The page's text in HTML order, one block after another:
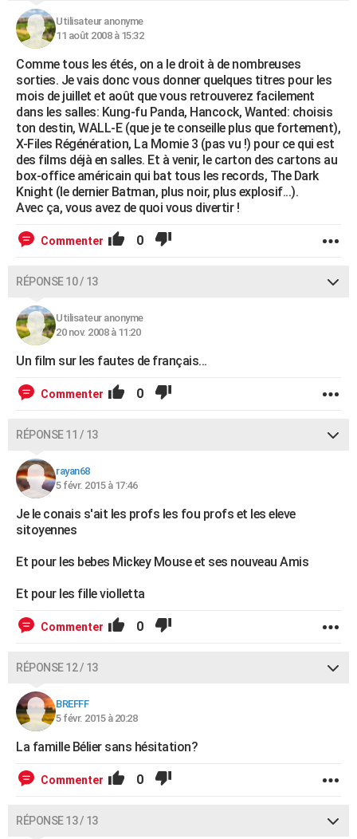
Utilisateur anonyme
11 août 2008 à 15:32
Comme tous les étés, on a le droit à de nombreuses
sorties. Je vais donc vous donner quelques titres pour les
mois de juillet et août que vous retrouverez facilement
dans les salles: Kung-fu Panda, Hancock, Wanted: choisis
ton destin, WALL-E (que je te conseille plus que fortement),
X-Files Régénération, La Momie 3 (pas vu !) pour ce qui est
des films déjà en salles. Et à venir, le carton des cartons au
box-office américain qui bat tous les records, The Dark
Knight (le dernier Batman, plus noir, plus explosif...).
Avec ça, vous avez de quoi vous divertir !
Commenter 0
RÉPONSE 10 / 13
Utilisateur anonyme
20 nov. 2008 à 11:20
Un film sur les fautes de français...
Commenter 0
RÉPONSE 11 / 13
rayan68
5 févr. 2015 à 17:46
Je le conais s'ait les profs les fou profs et les eleve
sitoyennes
Et pour les bebes Mickey Mouse et ses nouveau Amis
Et pour les fille violletta
Commenter 0
RÉPONSE 12 / 13
BREFFF
5 févr. 2015 à 20:28
La famille Bélier sans hésitation?
Commenter 0
RÉPONSE 13 / 13